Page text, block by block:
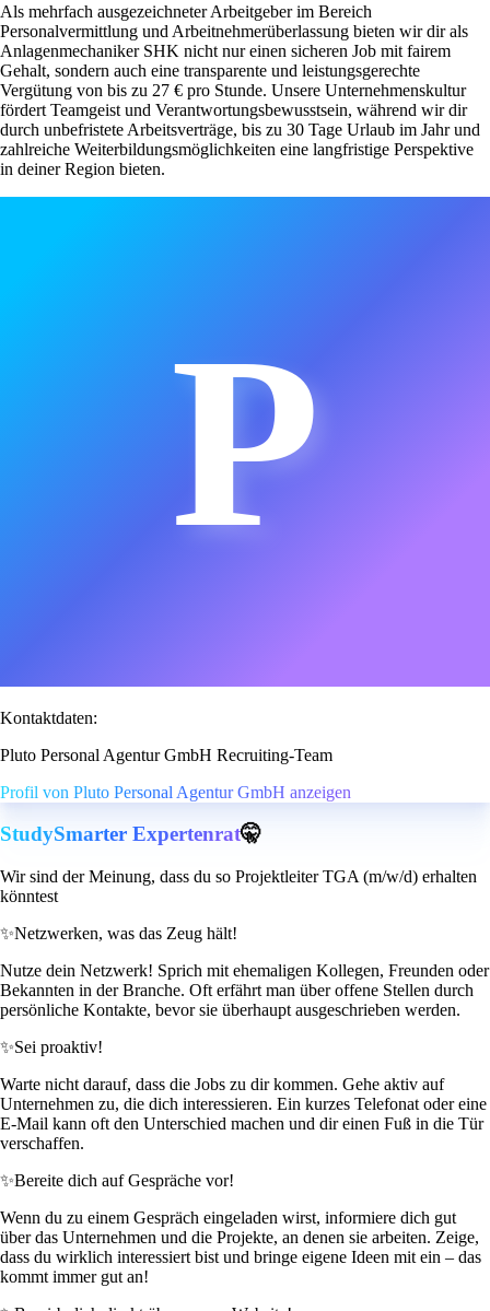
Als mehrfach ausgezeichneter Arbeitgeber im Bereich
Personalvermittlung und Arbeitnehmerüberlassung bieten wir dir als
Anlagenmechaniker SHK nicht nur einen sicheren Job mit fairem
Gehalt, sondern auch eine transparente und leistungsgerechte
Vergütung von bis zu 27 € pro Stunde. Unsere Unternehmenskultur
fördert Teamgeist und Verantwortungsbewusstsein, während wir dir
durch unbefristete Arbeitsverträge, bis zu 30 Tage Urlaub im Jahr und
zahlreiche Weiterbildungsmöglichkeiten eine langfristige Perspektive
in deiner Region bieten.
P
Kontaktdaten:
Pluto Personal Agentur GmbH Recruiting-Team
Profil von Pluto Personal Agentur GmbH anzeigen
StudySmarter Expertenrat🤫
Wir sind der Meinung, dass du so Projektleiter TGA (m/w/d) erhalten
könntest
✨Netzwerken, was das Zeug hält!
Nutze dein Netzwerk! Sprich mit ehemaligen Kollegen, Freunden oder
Bekannten in der Branche. Oft erfährt man über offene Stellen durch
persönliche Kontakte, bevor sie überhaupt ausgeschrieben werden.
✨Sei proaktiv!
Warte nicht darauf, dass die Jobs zu dir kommen. Gehe aktiv auf
Unternehmen zu, die dich interessieren. Ein kurzes Telefonat oder eine
E-Mail kann oft den Unterschied machen und dir einen Fuß in die Tür
verschaffen.
✨Bereite dich auf Gespräche vor!
Wenn du zu einem Gespräch eingeladen wirst, informiere dich gut
über das Unternehmen und die Projekte, an denen sie arbeiten. Zeige,
dass du wirklich interessiert bist und bringe eigene Ideen mit ein – das
kommt immer gut an!